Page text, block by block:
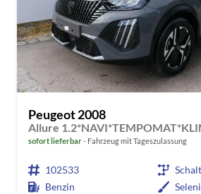
Peugeot 2008
sofort lieferbar Fahrzeug mit Tageszulassung
102533
Benzin